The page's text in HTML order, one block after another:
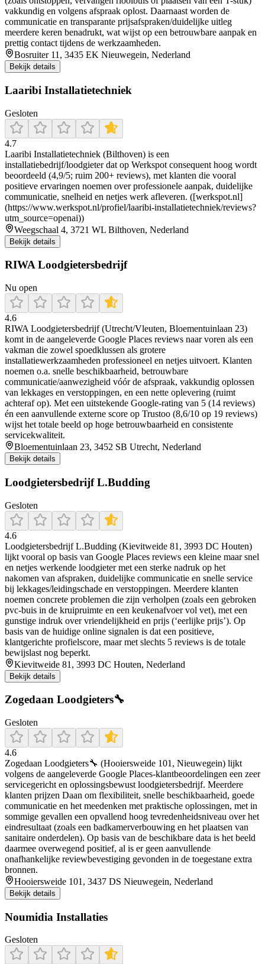
vakkundig en volgens afspraak oplost. Daarnaast worden de
communicatie en transparante prijsafspraken/duidelijke uitleg
meerdere keren benadrukt, wat wijst op een betrouwbare aanpak en
prettig contact tijdens de werkzaamheden.
Bosruiter 11, 3435 EK Nieuwegein, Nederland
Bekijk details
Laaribi Installatietechniek
Gesloten
4.7
Laaribi Installatietechniek (Bilthoven) is een
installatiebedrijf/loodgieter dat op Werkspot consequent hoog wordt
beoordeeld (4,9/5; ruim 200+ reviews), met klanten die vooral
positieve ervaringen noemen over professionele aanpak, duidelijke
communicatie, snelheid en netjes werk afleveren. ([werkspot.nl]
(https://www.werkspot.nl/profiel/laaribi-installatietechniek/reviews?
utm_source=openai))
Weegschaal 4, 3721 WL Bilthoven, Nederland
Bekijk details
RIWA Loodgietersbedrijf
Nu open
4.6
RIWA Loodgietersbedrijf (Utrecht/Vleuten, Bloementuinlaan 23)
komt in de aangeleverde Google Places reviews naar voren als een
vakman die zowel spoedklussen als grotere
installatiewerkzaamheden professioneel en netjes uitvoert. Klanten
noemen o.a. snelle beschikbaarheid, betrouwbare
communicatie/aanwezigheid vóór de afspraak, vakkundig oplossen
van lekkages en verstoppingen, en een nette oplevering (ruimt
achteraf op). Met een uitstekende Google-rating van 5 (14 reviews)
én een aanvullende externe score op Trustoo (8,6/10 op 19 reviews)
wijst het totale beeld op hoge betrouwbaarheid en consistente
servicekwaliteit.
Bloementuinlaan 23, 3452 SB Utrecht, Nederland
Bekijk details
Loodgietersbedrijf L.Budding
Gesloten
4.6
Loodgietersbedrijf L.Budding (Kievitweide 81, 3993 DC Houten)
lijkt vooral op basis van Google Places reviews een kleine maar snel
en netjes werkende loodgieter met een sterke nadruk op het
nakomen van afspraken, duidelijke communicatie en snelle service
bij lekkages/leidingschade en verstoppingen. Meerdere klanten
noemen concrete problemen die zijn verholpen (zoals een gebroken
pvc-buis in de kruipruimte en een keukenafvoer vol vet), met een
gunstige indruk over vriendelijkheid en prijs (‘eerlijke prijs’). Op
basis van de huidige online signalen is dat een positieve,
klantgerichte profielscore, maar met slechts 5 reviews is de totale
bewijslast nog beperkt.
Kievitweide 81, 3993 DC Houten, Nederland
Bekijk details
Zogedaan Loodgieters🔧
Gesloten
4.6
Zogedaan Loodgieters🔧 (Hooiersweide 101, Nieuwegein) lijkt
volgens de aangeleverde Google Places-klantbeoordelingen een zeer
servicegericht en oplossingsbewust loodgietersbedrijf. Meerdere
klanten prijzen Daan om flexibiliteit, snelle beschikbaarheid, goede
communicatie en het meedenken met praktische oplossingen, met in
sommige gevallen een opvallend hoog tevredenheidsniveau over het
eindresultaat (zoals een badkamerverbouwing en het plaatsen van
sanitaire onderdelen). Op basis van de beschikbare data is het beeld
daarmee overwegend positief, al is er geen aanvullende
onafhankelijke reviewbevestiging gevonden in de toegestane extra
bronnen.
Hooiersweide 101, 3437 DS Nieuwegein, Nederland
Bekijk details
Noumidia Installaties
Gesloten